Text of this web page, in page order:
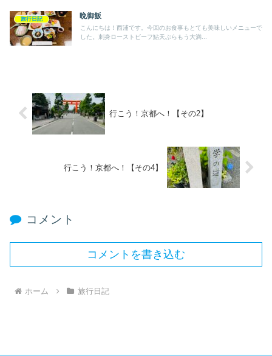
旅行日記 晩御飯
こんにちは！西浦です。今回のお食事もとても美味しいメニューで
した。刺身ローストビーフ鮎天ぷらもう大満...
行こう！京都へ！【その2】
行こう！京都へ！【その4】
コメント
コメントを書き込む
ホーム 旅行日記